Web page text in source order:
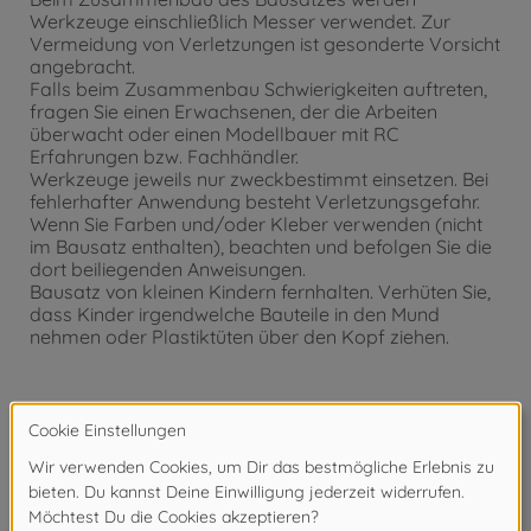
Werkzeuge einschließlich Messer verwendet. Zur
Vermeidung von Verletzungen ist gesonderte Vorsicht
angebracht.
Falls beim Zusammenbau Schwierigkeiten auftreten,
fragen Sie einen Erwachsenen, der die Arbeiten
überwacht oder einen Modellbauer mit RC
Erfahrungen bzw. Fachhändler.
Werkzeuge jeweils nur zweckbestimmt einsetzen. Bei
fehlerhafter Anwendung besteht Verletzungsgefahr.
Wenn Sie Farben und/oder Kleber verwenden (nicht
im Bausatz enthalten), beachten und befolgen Sie die
dort beiliegenden Anweisungen.
Bausatz von kleinen Kindern fernhalten. Verhüten Sie,
dass Kinder irgendwelche Bauteile in den Mund
nehmen oder Plastiktüten über den Kopf ziehen.
Achtung!Nicht für Kinder unter 14 Jahren geeignet.